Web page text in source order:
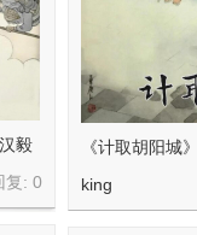
《计取胡阳城
king
毅
: 0